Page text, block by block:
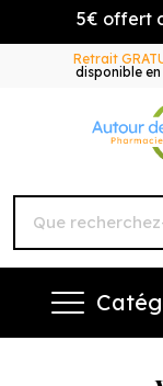
5€ offert
Retrait
disponible en